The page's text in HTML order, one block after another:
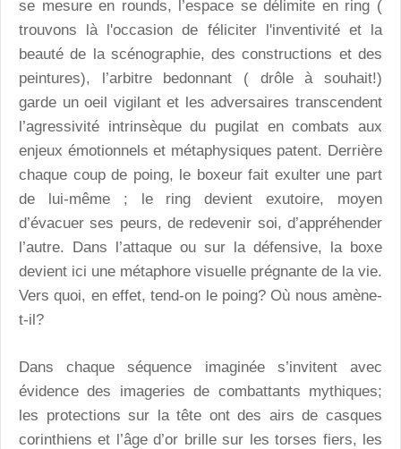
se mesure en rounds, l’espace se délimite en ring (
trouvons là l'occasion de féliciter l'inventivité et la
beauté de la scénographie, des constructions et des
peintures), l’arbitre bedonnant ( drôle à souhait!)
garde un oeil vigilant et les adversaires transcendent
l’agressivité intrinsèque du pugilat en combats aux
enjeux émotionnels et métaphysiques patent. Derrière
chaque coup de poing, le boxeur fait exulter une part
de lui-même ; le ring devient exutoire, moyen
d’évacuer ses peurs, de redevenir soi, d’appréhender
l’autre. Dans l’attaque ou sur la défensive, la boxe
devient ici une métaphore visuelle prégnante de la vie.
Vers quoi, en effet, tend-on le poing? Où nous amène-
t-il?
Dans chaque séquence imaginée s’invitent avec
évidence des imageries de combattants mythiques;
les protections sur la tête ont des airs de casques
corinthiens et l’âge d’or brille sur les torses fiers, les